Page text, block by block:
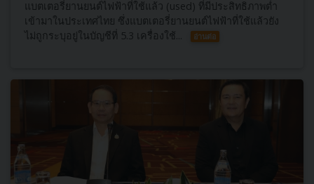
แบตเตอรี่ยานยนต์ไฟฟ้าที่ใช้แล้ว (used) ที่มีประสิทธิภาพต่ำ
เข้ามาในประเทศไทย ซึ่งแบตเตอรี่ยานยนต์ไฟฟ้าที่ใช้แล้วยัง
ไม่ถูกระบุอยู่ในบัญชีที่ 5.3 เครื่องใช้...
อ่านต่อ